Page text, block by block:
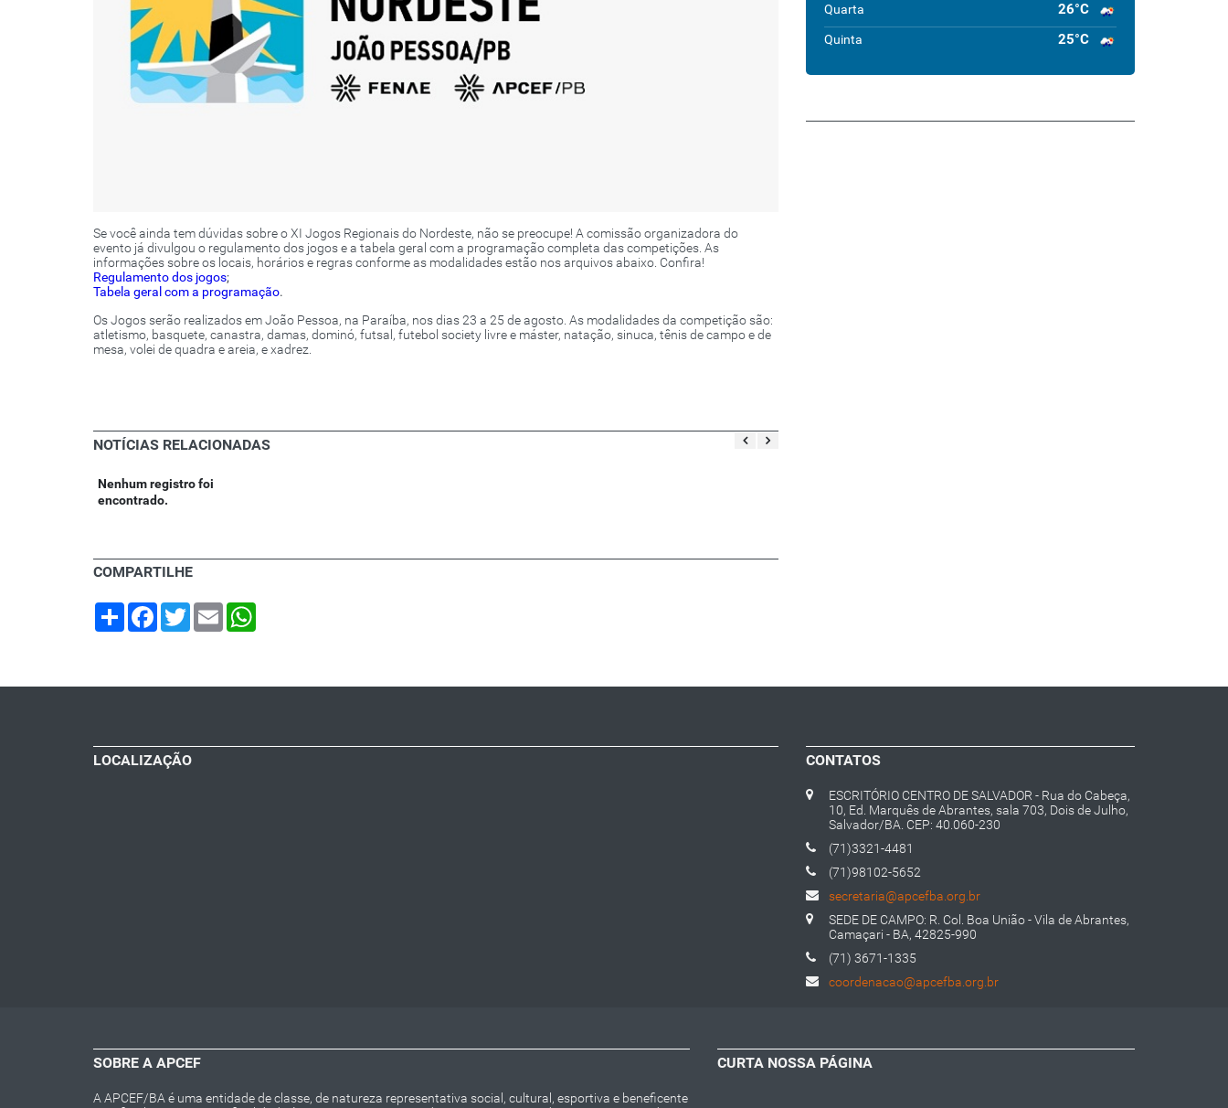
Se você ainda tem dúvidas sobre o XI Jogos Regionais do Nordeste, não se preocupe! A comissão organizadora do
evento já divulgou o regulamento dos jogos e a tabela geral com a programação completa das competições. As
informações sobre os locais, horários e regras conforme as modalidades estão nos arquivos abaixo. Confira!
Regulamento dos jogos;
Tabela geral com a programação.
Os Jogos serão realizados em João Pessoa, na Paraíba, nos dias 23 a 25 de agosto. As modalidades da competição são:
atletismo, basquete, canastra, damas, dominó, futsal, futebol society livre e máster, natação, sinuca, tênis de campo e de
mesa, volei de quadra e areia, e xadrez.
NOTÍCIAS RELACIONADAS
Nenhum registro foi
encontrado.
COMPARTILHE
Share Facebook
TwitterEmail
Quarta 26°C
Quinta 25°C
LOCALIZAÇÃO CONTATOS
ESCRITÓRIO CENTRO DE SALVADOR - Rua do Cabeça,
10, Ed. Marquês de Abrantes, sala 703, Dois de Julho,
Salvador/BA. CEP: 40.060-230
(71)3321-4481
(71)98102-5652
secretaria@apcefba.org.br
SEDE DE CAMPO: R. Col. Boa União - Vila de Abrantes,
Camaçari - BA, 42825-990
(71) 3671-1335
coordenacao@apcefba.org.br
SOBRE A APCEF
A APCEF/BA é uma entidade de classe, de natureza representativa social, cultural, esportiva e beneficente
CURTA NOSSA PÁGINA